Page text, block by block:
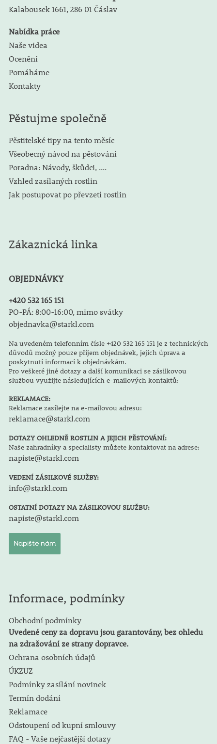
Kalabousek 1661, 286 01 Čáslav
Nabídka práce
Naše videa
Ocenění
Pomáháme
Kontakty
Pěstujme společně
Pěstitelské tipy na tento měsíc
Všeobecný návod na pěstování
Poradna: Návody, škůdci, ....
Vzhled zasílaných rostlin
Jak postupovat po převzetí rostlin
Zákaznická linka
OBJEDNÁVKY
+420 532 165 151
PO-PÁ: 8:00-16:00, mimo svátky
objednavka@starkl.com
Na uvedeném telefonním čísle +420 532 165 151 je z technických
důvodů možný pouze příjem objednávek, jejich úprava a
poskytnutí informací k objednávkám.
Pro veškeré jiné dotazy a další komunikaci se zásilkovou
službou využijte následujících e-mailových kontaktů:
REKLAMACE:
Reklamace zasílejte na e-mailovou adresu:
reklamace@starkl.com
DOTAZY OHLEDNĚ ROSTLIN A JEJICH PĚSTOVÁNÍ:
Naše zahradníky a specialisty můžete kontaktovat na adrese:
napiste@starkl.com
VEDENÍ ZÁSILKOVÉ SLUŽBY:
info@starkl.com
OSTATNÍ DOTAZY NA ZÁSILKOVOU SLUŽBU:
napiste@starkl.com
Napište nám
Informace, podmínky
Obchodní podmínky
Uvedené ceny za dopravu jsou garantovány, bez ohledu
na zdražování ze strany dopravce.
Ochrana osobních údajů
ÚKZUZ
Podmínky zasílání novinek
Termín dodání
Reklamace
Odstoupení od kupní smlouvy
FAQ - Vaše nejčastější dotazy